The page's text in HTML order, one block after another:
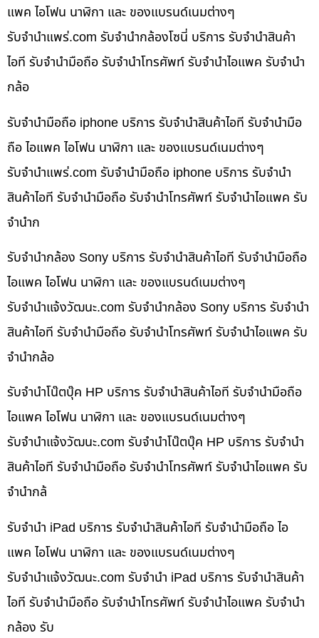
แพค ไอโฟน นาฬิกา และ ของแบรนด์เนมต่างๆ
รับจํานําแพร่.com รับจำนำกล้องโซนี่ บริการ รับจำนำสินค้า
ไอที รับจำนำมือถือ รับจำนำโทรศัพท์ รับจำนำไอแพค รับจำนำ
กล้อ
รับจำนำมือถือ iphone บริการ รับจำนำสินค้าไอที รับจำนำมือ
ถือ ไอแพค ไอโฟน นาฬิกา และ ของแบรนด์เนมต่างๆ
รับจํานําแพร่.com รับจำนำมือถือ iphone บริการ รับจำนำ
สินค้าไอที รับจำนำมือถือ รับจำนำโทรศัพท์ รับจำนำไอแพค รับ
จำนำก
รับจำนำกล้อง Sony บริการ รับจำนำสินค้าไอที รับจำนำมือถือ
ไอแพค ไอโฟน นาฬิกา และ ของแบรนด์เนมต่างๆ
รับจํานําแจ้งวัฒนะ.com รับจำนำกล้อง Sony บริการ รับจำนำ
สินค้าไอที รับจำนำมือถือ รับจำนำโทรศัพท์ รับจำนำไอแพค รับ
จำนำกล้อ
รับจำนำโน๊ตบุ๊ค HP บริการ รับจำนำสินค้าไอที รับจำนำมือถือ
ไอแพค ไอโฟน นาฬิกา และ ของแบรนด์เนมต่างๆ
รับจํานําแจ้งวัฒนะ.com รับจำนำโน๊ตบุ๊ค HP บริการ รับจำนำ
สินค้าไอที รับจำนำมือถือ รับจำนำโทรศัพท์ รับจำนำไอแพค รับ
จำนำกล้
รับจำนำ iPad บริการ รับจำนำสินค้าไอที รับจำนำมือถือ ไอ
แพค ไอโฟน นาฬิกา และ ของแบรนด์เนมต่างๆ
รับจํานําแจ้งวัฒนะ.com รับจำนำ iPad บริการ รับจำนำสินค้า
ไอที รับจำนำมือถือ รับจำนำโทรศัพท์ รับจำนำไอแพค รับจำนำ
กล้อง รับ